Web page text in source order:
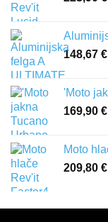
148,67 €
'Moto
169,90 €
Moto
209,80 €